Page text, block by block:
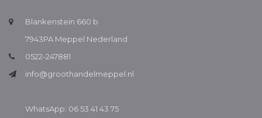
Blankenstein 660 b
7943PA Meppel Nederland
0522-247881
info@groothandelmeppel.nl
WhatsApp: 06 53 41 43 75